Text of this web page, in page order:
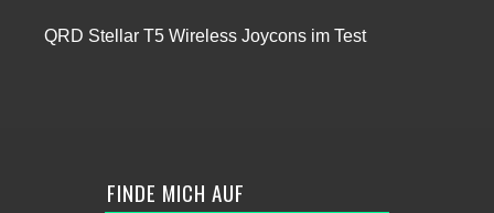
QRD Stellar T5 Wireless Joycons im Test
FINDE MICH AUF